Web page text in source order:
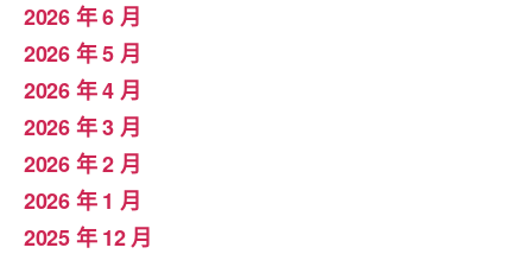
2026 年 6 月
2026 年 5 月
2026 年 4 月
2026 年 3 月
2026 年 2 月
2026 年 1 月
2025 年 12 月